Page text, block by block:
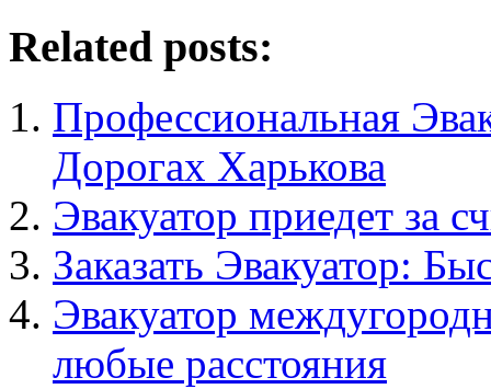
Related posts:
Профессиональная
Дорогах Харькова
Эвакуатор приедет за
Заказать Эвакуатор:
Эвакуатор
любые расстояния